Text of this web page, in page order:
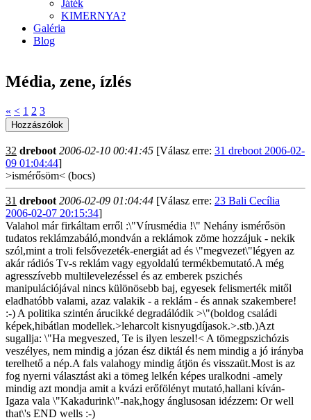
Játék
KIMERNYA?
Galéria
Blog
Média, zene, ízlés
« < 1 2 3
32 dreboot 2006-02-10 00:41:45 [Válasz erre: 31 dreboot 2006-02-
09 01:04:44]
>ismérősöm< (bocs)
31 dreboot 2006-02-09 01:04:44 [Válasz erre: 23 Bali Cecília
2006-02-07 20:15:34]
Valahol már firkáltam erről :\"Vírusmédia !\" Nehány ismérősön
tudatos reklámzabáló,mondván a reklámok zöme hozzájuk - nekik
szól,mint a troli felsővezeték-energiát ad és \"megvezet\"légyen az
akár rádiós Tv-s reklám vagy egyoldalú termékbemutató.A még
agresszívebb multilevelezéssel és az emberek pszichés
manipulációjával nincs különösebb baj, egyesek felismerték mitől
eladhatóbb valami, azaz valakik - a reklám - és annak szakembere!
:-) A politika szintén árucikké degradálódik >\"(boldog családi
képek,hibátlan modellek.>leharcolt kisnyugdíjasok.>.stb.)Azt
sugallja: \"Ha megveszed, Te is ilyen leszel!< A tömegpszichózis
veszélyes, nem mindig a józan ész diktál és nem mindig a jó irányba
terelhető a nép.A fals valahogy mindig átjön és visszaüt.Most is az
fog nyerni választást aki a tömeg lelkén képes uralkodni -amely
mindig azt mondja amit a kvázi erőfölényt mutató,hallani kíván-
Igaza vala \"Kakadurink\"-nak,hogy ánglusosan idézzem: Or well
that\'s END wells :-)